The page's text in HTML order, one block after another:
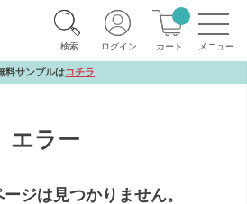
検索 ログイン カート
料サンプルはコチラ
エラー
ジは見つかりません。